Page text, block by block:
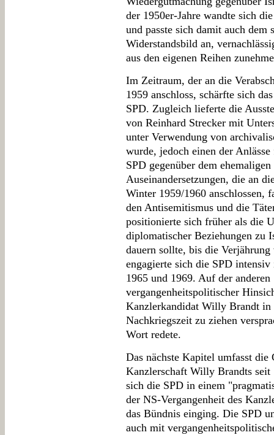
der 1950er-Jahre wandte sich
und passte sich damit auch dem
Widerstandsbild an,
aus den eigenen Reihen
Im Zeitraum, der an die
1959 anschloss, schärfte sich
SPD. Zugleich lieferte die
von Reinhard Strecker mit
unter Verwendung von
wurde, jedoch einen der
SPD gegenüber dem
Auseinandersetzungen, die an
Winter 1959/1960 anschlossen,
den Antisemitismus und die
positionierte sich früher als die
diplomatischer Beziehungen zu
dauern sollte, bis die
engagierte sich die SPD
1965 und 1969. Auf der
vergangenheitspolitischer
Kanzlerkandidat Willy Brandt in
Nachkriegszeit zu ziehen
Wort redete.
Das nächste Kapitel umfasst
Kanzlerschaft Willy Brandts
sich die SPD in einem
der NS-Vergangenheit des
das Bündnis einging. Die SPD
auch mit